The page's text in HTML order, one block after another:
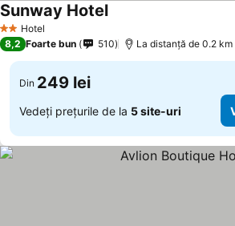
2 SteleHotel
Sunway HotelVedeți prețurile
8,2 Foarte bun 510 La distanță de 0.2
Din 249 lei
Vedeți prețurile de la 5 site-uri